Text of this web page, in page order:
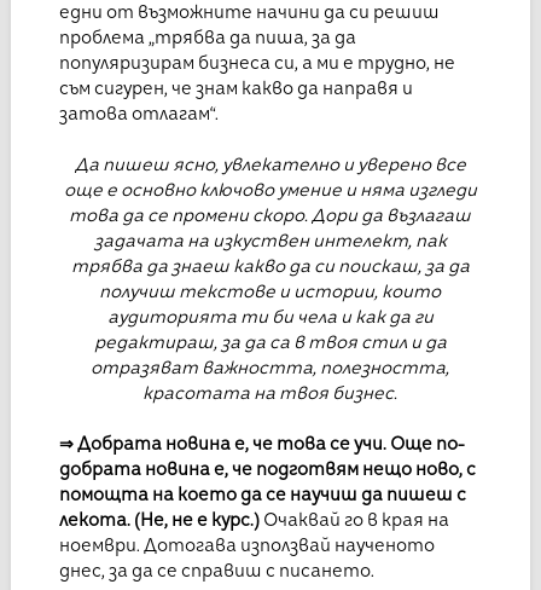
едни от възможните начини да си решиш
проблема „трябва да пиша, за да
популяризирам бизнеса си, а ми е трудно, не
съм сигурен, че знам какво да направя и
затова отлагам“.
Да пишеш ясно, увлекателно и уверено все
още е основно ключово умение и няма изгледи
това да се промени скоро. Дори да възлагаш
задачата на изкуствен интелект, пак
трябва да знаеш какво да си поискаш, за да
получиш текстове и истории, които
аудиторията ти би чела и как да ги
редактираш, за да са в твоя стил и да
отразяват важността, полезността,
красотата на твоя бизнес.
⇒Добрата новина е, че това се учи. Още по-
добрата новина е, че подготвям нещо ново, с
помощта на което да се научиш да пишеш с
лекота. (Не, не е курс.)Очаквай го в края на
ноември. Дотогава използвай наученото
днес, за да се справиш с писането.